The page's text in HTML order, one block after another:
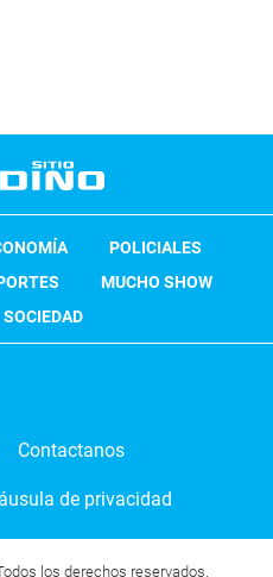
POLICIALES
MUCHO SHOW
SOCIEDAD
Contactanos
de privacidad
los derechos reservados.